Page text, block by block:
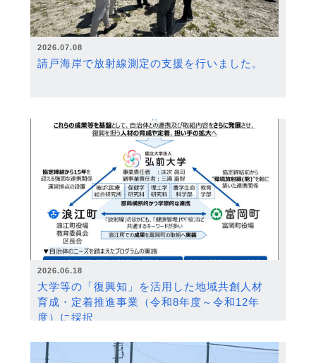
2026.07.08
請戸海岸で放射線測定の支援を行いました。
2026.06.18
大学等の「復興知」を活用した地域共創人材
育成・定着推進事業（令和8年度～令和12年
度）に採択